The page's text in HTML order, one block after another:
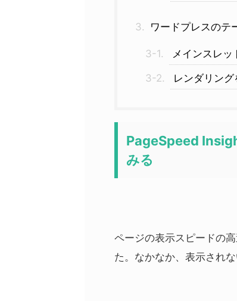
ワードプレスのテ
メインスレッ
レンダリン
PageSpeed
みる
ページの表示スピードの
た。なかなか、表示され